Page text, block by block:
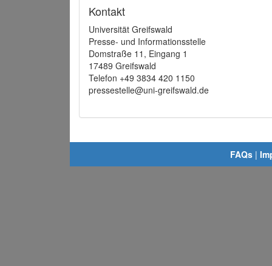
Kontakt
Universität Greifswald
Presse- und Informationsstelle
Domstraße 11, Eingang 1
17489 Greifswald
Telefon +49 3834 420 1150
pressestelle@uni-greifswald.de
FAQs |